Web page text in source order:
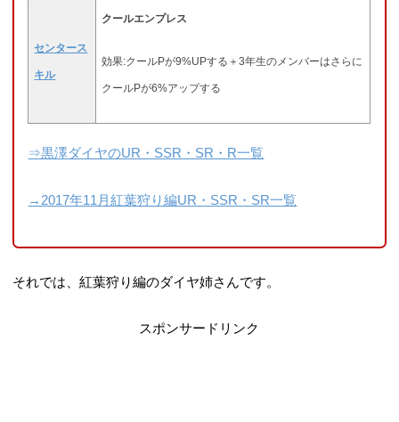
センタース
キル
クールエンプレス
効果:クールPが9%UPする＋3年生のメンバーはさらに
クールPが6%アップする
⇒黒澤ダイヤのUR・SSR・SR・R一覧
→2017年11月紅葉狩り編UR・SSR・SR一覧
それでは、紅葉狩り編のダイヤ姉さんです。
スポンサードリンク